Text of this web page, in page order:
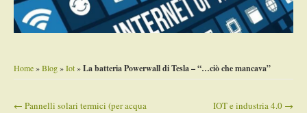
Home»Blog»Iot»La batteria Powerwall di Tesla – “…ciò che mancava”
← Pannelli solari termici (per acqua
IOT e industria 4.0 →